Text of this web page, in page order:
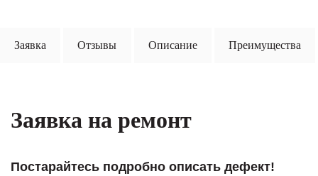
Заявка Отзывы Описание Преимущества
Заявка на ремонт
Постарайтесь подробно описать дефект!